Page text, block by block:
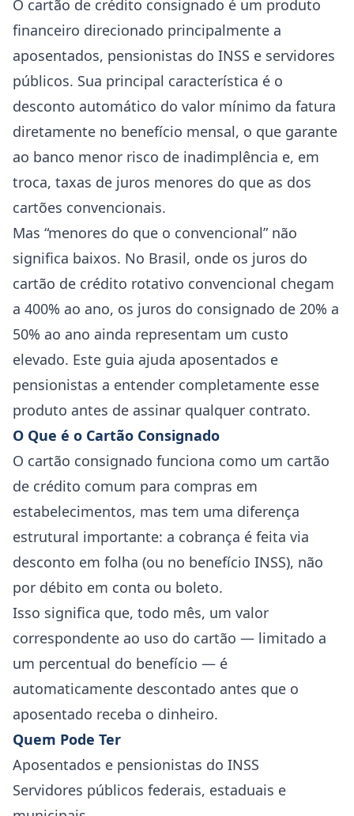
O cartão de crédito consignado é um produto
financeiro direcionado principalmente a
aposentados, pensionistas do INSS e servidores
públicos. Sua principal característica é o
desconto automático do valor mínimo da fatura
diretamente no benefício mensal, o que garante
ao banco menor risco de inadimplência e, em
troca, taxas de juros menores do que as dos
cartões convencionais.
Mas “menores do que o convencional” não
significa baixos. No Brasil, onde os juros do
cartão de crédito rotativo convencional chegam
a 400% ao ano, os juros do consignado de 20% a
50% ao ano ainda representam um custo
elevado. Este guia ajuda aposentados e
pensionistas a entender completamente esse
produto antes de assinar qualquer contrato.
O Que é o Cartão Consignado
O cartão consignado funciona como um cartão
de crédito comum para compras em
estabelecimentos, mas tem uma diferença
estrutural importante: a cobrança é feita via
desconto em folha (ou no benefício INSS), não
por débito em conta ou boleto.
Isso significa que, todo mês, um valor
correspondente ao uso do cartão — limitado a
um percentual do benefício — é
automaticamente descontado antes que o
aposentado receba o dinheiro.
Quem Pode Ter
Aposentados e pensionistas do INSS
Servidores públicos federais, estaduais e